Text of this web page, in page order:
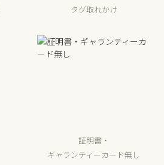
タグ取れかけ
証明書・
ギャランティーカード無し